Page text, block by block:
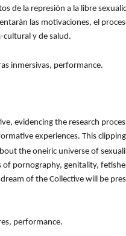
de la represión a la libre
las motivaciones, el
cultural y de salud.
inmersivas, performance.
evidencing the research
experiences. This
the oneiric universe of
pornography, genitality,
of the Collective will be
performance.